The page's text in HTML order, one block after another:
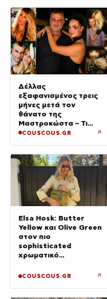
Δέλλας
εξαφανισμένος τρεις
μήνες μετά τον
θάνατο της
Μαστροκώστα – Τι
ζήτησε από την κόρη
COUSCOUS.GR ↗
Elsa Hosk: Butter
Yellow και Olive Green
στον πιο
sophisticated
χρωματικό
match μοτίβα
COUSCOUS.GR ↗